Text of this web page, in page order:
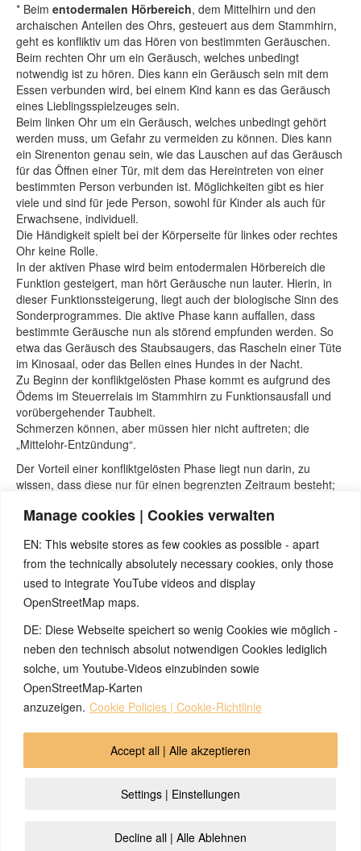
Manage cookies | Cookies verwalten
EN: This website stores as few cookies as possible - apart
from the technically absolutely necessary cookies, only those
used to integrate YouTube videos and display
OpenStreetMap maps.
DE: Diese Webseite speichert so wenig Cookies wie möglich -
neben den technisch absolut notwendigen Cookies lediglich
solche, um Youtube-Videos einzubinden sowie
OpenStreetMap-Karten
anzuzeigen. Cookie Policies | Cookie-Richtlinie
Settings | Einstellungen
Decline all | Alle Ablehnen
Accept all | Alle akzeptieren
* Beim entodermalen Hörbereich, dem Mittelhirn und den
archaischen Anteilen des Ohrs, gesteuert aus dem Stammhirn,
geht es konfliktiv um das Hören von bestimmten Geräuschen.
Beim rechten Ohr um ein Geräusch, welches unbedingt
notwendig ist zu hören. Dies kann ein Geräusch sein mit dem
Essen verbunden wird, bei einem Kind kann es das Geräusch
eines Lieblingsspielzeuges sein.
Beim linken Ohr um ein Geräusch, welches unbedingt gehört
werden muss, um Gefahr zu vermeiden zu können. Dies kann
ein Sirenenton genau sein, wie das Lauschen auf das Geräusch
für das Öffnen einer Tür, mit dem das Hereintreten von einer
bestimmten Person verbunden ist. Möglichkeiten gibt es hier
viele und sind für jede Person, sowohl für Kinder als auch für
Erwachsene, individuell.
Die Händigkeit spielt bei der Körperseite für linkes oder rechtes
Ohr keine Rolle.
In der aktiven Phase wird beim entodermalen Hörbereich die
Funktion gesteigert, man hört Geräusche nun lauter. Hierin, in
dieser Funktionssteigerung, liegt auch der biologische Sinn des
Sonderprogrammes. Die aktive Phase kann auffallen, dass
bestimmte Geräusche nun als störend empfunden werden. So
etwa das Geräusch des Staubsaugers, das Rascheln einer Tüte
im Kinosaal, oder das Bellen eines Hundes in der Nacht.
Zu Beginn der konfliktgelösten Phase kommt es aufgrund des
Ödems im Steuerrelais im Stammhirn zu Funktionsausfall und
vorübergehender Taubheit.
Schmerzen können, aber müssen hier nicht auftreten; die
„Mittelohr-Entzündung“.
Der Vorteil einer konfliktgelösten Phase liegt nun darin, zu
wissen, dass diese nur für einen begrenzten Zeitraum besteht;
erfolgen. D.h. der Ausfall des Hörbereichs, sowohl der
Umständen nur über einen vorausberechenbaren Zeitraum;
wenn keine neue Aktivierung des jeweiligen Sonderprogramms
erfolgt.
Ein Erfahrungsbericht zum
jahrzehntelanger Abwesenheit.
Quellen:
Seminare und Webinare von Nicolas Barro, nicolasbarro.de
David Münnich, „Das System der 5 Biologischen Naturgesetze“
© 2026 by Ingmar Marquardt
Impressum Datenschutzerklärung
Cookie Policy (EU)